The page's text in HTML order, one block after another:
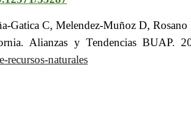
Gatica C, Melendez-Muñoz D,
Alianzas y Tendencias BUAP.
naturales